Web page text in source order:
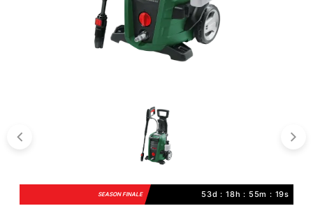
SEASON FINALE 53d : 18h : 55m : 18s